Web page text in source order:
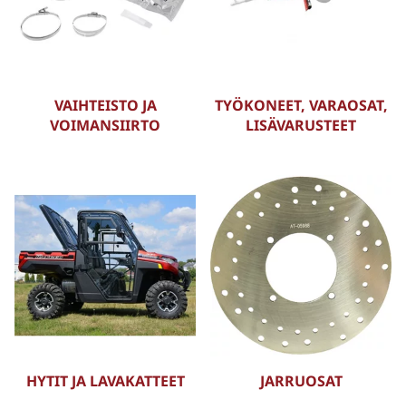
VAIHTEISTO JA
VOIMANSIIRTO
TYÖKONEET, VARAOSAT,
LISÄVARUSTEET
HYTIT JA LAVAKATTEET JARRUOSAT